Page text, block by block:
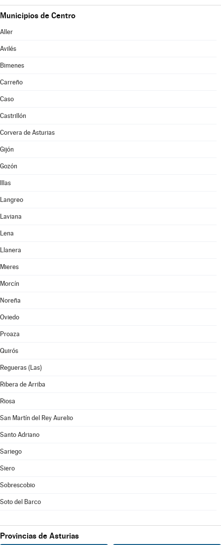
Municipios de Centro
Aller
Avilés
Bimenes
Carreño
Caso
Castrillón
Corvera de Asturias
Gijón
Gozón
Illas
Langreo
Laviana
Lena
Llanera
Mieres
Morcín
Noreña
Oviedo
Proaza
Quirós
Regueras (Las)
Ribera de Arriba
Riosa
San Martín del Rey Aurelio
Santo Adriano
Sariego
Siero
Sobrescobio
Soto del Barco
Provincias de Asturias